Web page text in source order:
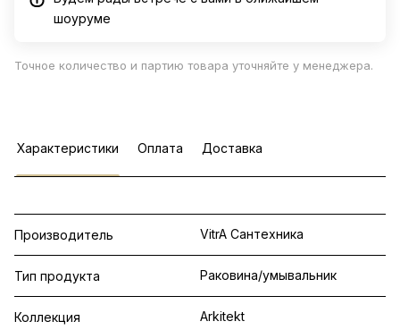
шоуруме
Точное количество и партию товара уточняйте у менеджера.
Характеристики Оплата Доставка
Производитель VitrA Сантехника
Тип продукта Раковина/умывальник
Коллекция Arkitekt